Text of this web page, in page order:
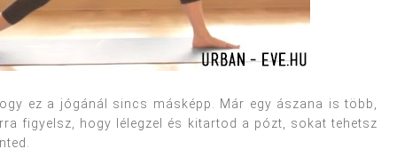
ez a jógánál sincs másképp. Már egy ászana is több,
figyelsz, hogy lélegzel és kitartod a pózt, sokat tehetsz